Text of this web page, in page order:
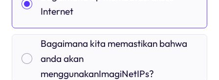
Internet
Bagaimana kita memastikan bahwa
anda akan
menggunakanImagiNetIPs?